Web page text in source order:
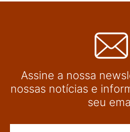
Assine a nossa
nossas notícias e
seu